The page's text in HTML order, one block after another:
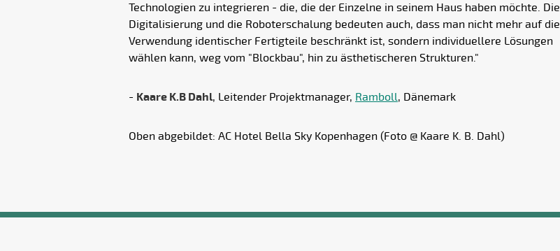
Technologien zu integrieren - die, die der Einzelne in seinem Haus haben möchte. Die
Digitalisierung und die Roboterschalung bedeuten auch, dass man nicht mehr auf die
Verwendung identischer Fertigteile beschränkt ist, sondern individuellere Lösungen
wählen kann, weg vom "Blockbau", hin zu ästhetischeren Strukturen."
- Kaare K.B Dahl, Leitender Projektmanager, Ramboll, Dänemark
Oben abgebildet: AC Hotel Bella Sky Kopenhagen (Foto @ Kaare K. B. Dahl)